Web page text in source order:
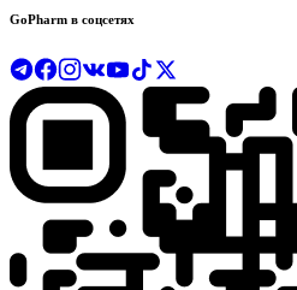
GoPharm в соцсетях